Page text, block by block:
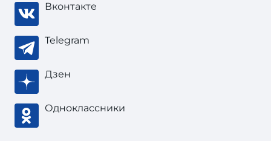
Вконтакте
Telegram
Дзен
Одноклассники